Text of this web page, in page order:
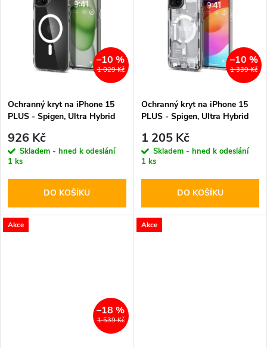
1 029 Kč
–10 %
Ochranný kryt na iPhone 15
PLUS - Spigen, Ultra Hybrid
926 Kč
Skladem - hned k odeslání
1 ks
DO KOŠÍKU
1 339 Kč
–10 %
Ochranný kryt na iPhone 15
PLUS - Spigen, Ultra Hybrid
1 205 Kč
Skladem - hned k odeslání
1 ks
DO KOŠÍKU
Akce
1 539 Kč
–18 %
Akce